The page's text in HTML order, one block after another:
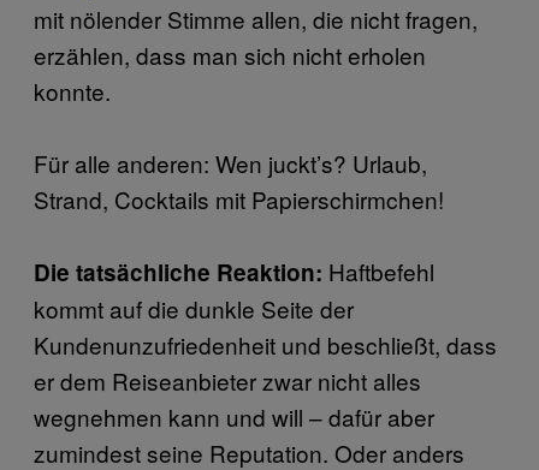
mit nölender Stimme allen, die nicht fragen,
erzählen, dass man sich nicht erholen
konnte.
Für alle anderen: Wen juckt’s? Urlaub,
Strand, Cocktails mit Papierschirmchen!
Die tatsächliche Reaktion: Haftbefehl
kommt auf die dunkle Seite der
Kundenunzufriedenheit und beschließt, dass
er dem Reiseanbieter zwar nicht alles
wegnehmen kann und will – dafür aber
zumindest seine Reputation. Oder anders